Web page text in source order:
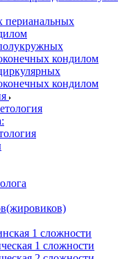
перианальных
кондилом
кондилом
1 сложности
1 сложности